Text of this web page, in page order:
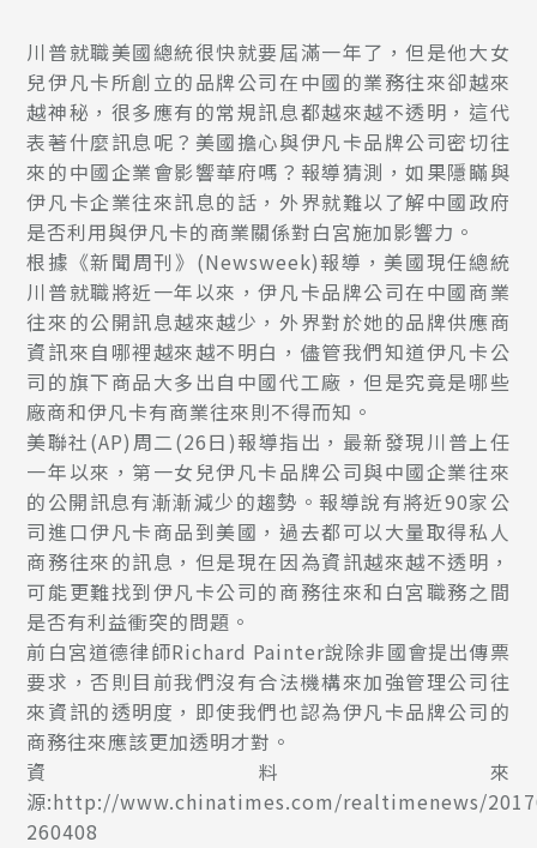
川普就職美國總統很快就要屆滿一年了，但是他大女
兒伊凡卡所創立的品牌公司在中國的業務往來卻越來
越神秘，很多應有的常規訊息都越來越不透明，這代
表著什麼訊息呢？美國擔心與伊凡卡品牌公司密切往
來的中國企業會影響華府嗎？報導猜測，如果隱瞞與
伊凡卡企業往來訊息的話，外界就難以了解中國政府
是否利用與伊凡卡的商業關係對白宮施加影響力。
根據《新聞周刊》(Newsweek)報導，美國現任總統
川普就職將近一年以來，伊凡卡品牌公司在中國商業
往來的公開訊息越來越少，外界對於她的品牌供應商
資訊來自哪裡越來越不明白，儘管我們知道伊凡卡公
司的旗下商品大多出自中國代工廠，但是究竟是哪些
廠商和伊凡卡有商業往來則不得而知。
美聯社(AP)周二(26日)報導指出，最新發現川普上任
一年以來，第一女兒伊凡卡品牌公司與中國企業往來
的公開訊息有漸漸減少的趨勢。報導說有將近90家公
司進口伊凡卡商品到美國，過去都可以大量取得私人
商務往來的訊息，但是現在因為資訊越來越不透明，
可能更難找到伊凡卡公司的商務往來和白宮職務之間
是否有利益衝突的問題。
前白宮道德律師Richard Painter說除非國會提出傳票
要求，否則目前我們沒有合法機構來加強管理公司往
來資訊的透明度，即使我們也認為伊凡卡品牌公司的
商務往來應該更加透明才對。
資料來
源:http://www.chinatimes.com/realtimenews/
260408